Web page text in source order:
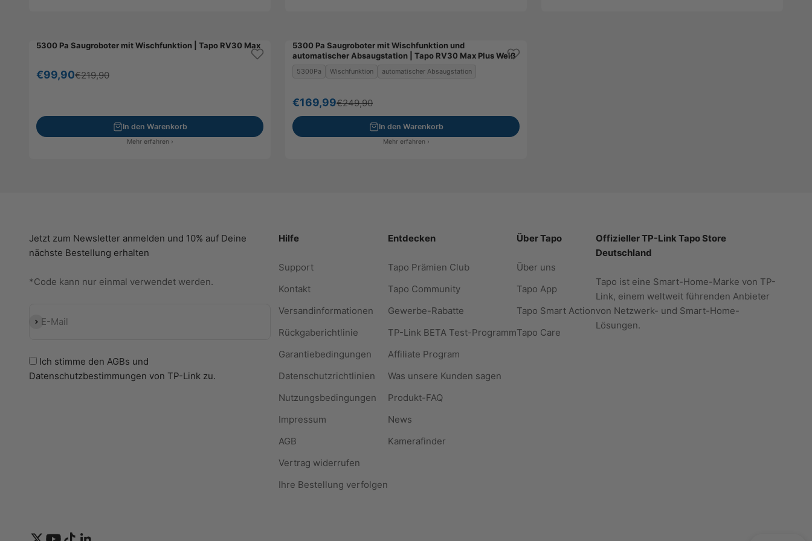
5300 Pa Saugroboter mit Wischfunktion | Tapo RV30 Max
Angebot
€99,90Regulärer Preis
€219,90
In den Warenkorb
Mehr erfahren ›
5300 Pa Saugroboter mit Wischfunktion und
automatischer Absaugstation | Tapo RV30 Max Plus Weiß
5300Pa Wischfunktion automatischer Absaugstation
Angebot
€169,99Regulärer Preis
€249,90
In den Warenkorb
Mehr erfahren ›
Jetzt zum Newsletter anmelden und 10% auf Deine
nächste Bestellung erhalten
*Code kann nur einmal verwendet werden.
E-Mail
Abonnieren
Ich stimme den AGBs und
Datenschutzbestimmungen von TP-Link zu.
Hilfe
Support
Kontakt
Versandinformationen
Rückgaberichtlinie
Garantiebedingungen
Datenschutzrichtlinien
Nutzungsbedingungen
Impressum
AGB
Vertrag widerrufen
Ihre Bestellung verfolgen
Entdecken
Tapo Prämien Club
Tapo Community
Gewerbe-Rabatte
TP-Link BETA Test-Programm
Affiliate Program
Was unsere Kunden sagen
Produkt-FAQ
News
Kamerafinder
Über Tapo
Über uns
Tapo App
Tapo Smart Action
Tapo Care
Offizieller TP-Link Tapo Store
Deutschland
Tapo ist eine Smart-Home-Marke von TP-
Link, einem weltweit führenden Anbieter
von Netzwerk- und Smart-Home-
Lösungen.